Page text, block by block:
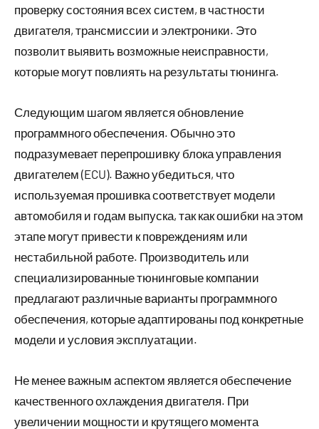
проверку состояния всех систем, в частности
двигателя, трансмиссии и электроники. Это
позволит выявить возможные неисправности,
которые могут повлиять на результаты тюнинга.
Следующим шагом является обновление
программного обеспечения. Обычно это
подразумевает перепрошивку блока управления
двигателем (ECU). Важно убедиться, что
используемая прошивка соответствует модели
автомобиля и годам выпуска, так как ошибки на этом
этапе могут привести к повреждениям или
нестабильной работе. Производитель или
специализированные тюнинговые компании
предлагают различные варианты программного
обеспечения, которые адаптированы под конкретные
модели и условия эксплуатации.
Не менее важным аспектом является обеспечение
качественного охлаждения двигателя. При
увеличении мощности и крутящего момента